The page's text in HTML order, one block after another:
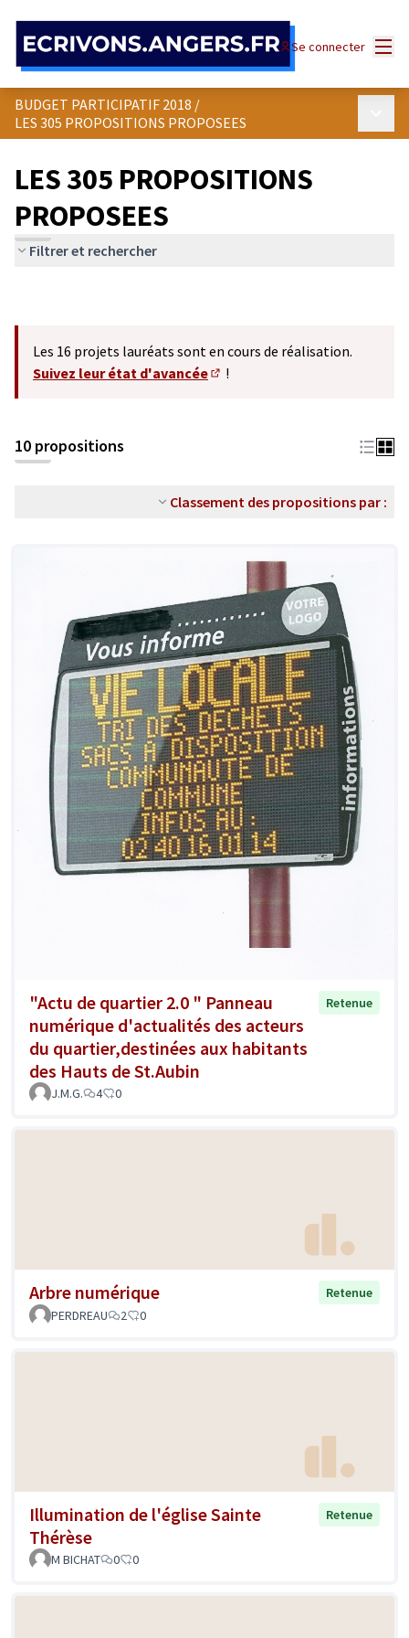
Se connecter
BUDGET PARTICIPATIF 2018 /
LES 305 PROPOSITIONS PROPOSEES
LES 305 PROPOSITIONS
PROPOSEES
Filtrer et rechercher
Les 16 projets lauréats sont en cours de réalisation.
Suivez leur état d'avancée
!
10 propositions
Classement des propositions par :
"Actu de quartier 2.0 " Panneau
numérique d'actualités des acteurs
du quartier,destinées aux habitants
des Hauts de St.Aubin
Retenue
J.M.G. 4 0
Arbre numérique
Retenue
PERDREAU
2 0
Illumination de l'église Sainte
Thérèse
Retenue
M BICHAT 0 0